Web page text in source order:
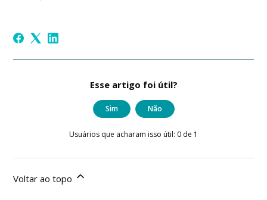
Esse artigo foi útil?
Sim Não
Usuários que acharam isso útil: 0 de 1
Voltar ao topo